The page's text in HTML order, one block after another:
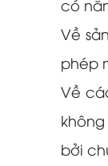
có
Về
phép
Về
bởi